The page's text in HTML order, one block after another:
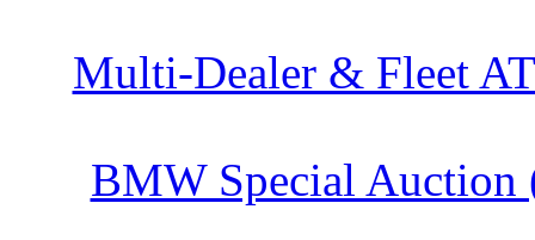
Multi-Dealer & Fleet
BMW Special Auction